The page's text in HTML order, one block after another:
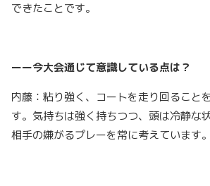
できたことです。
ーー今大会通じて意識している点は？
内藤：粘り強く、コートを走り回ること
す。気持ちは強く持ちつつ、頭は冷静な
相手の嫌がるプレーを常に考えています。